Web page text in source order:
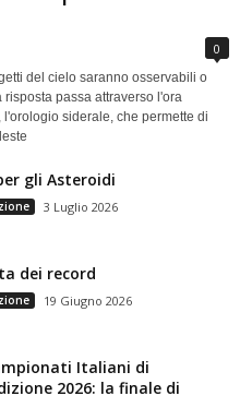
0
del cielo saranno osservabili o
passa attraverso l'ora
siderale, che permette di
gli Asteroidi
3 Luglio 2026
dei record
19 Giugno 2026
Italiani di
2026: la finale di